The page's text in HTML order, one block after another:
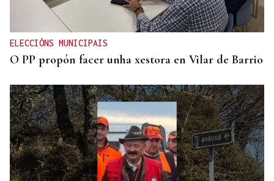
ELECCIÓNS MUNICIPAIS
O PP propón facer unha xestora en Vilar de Barrio